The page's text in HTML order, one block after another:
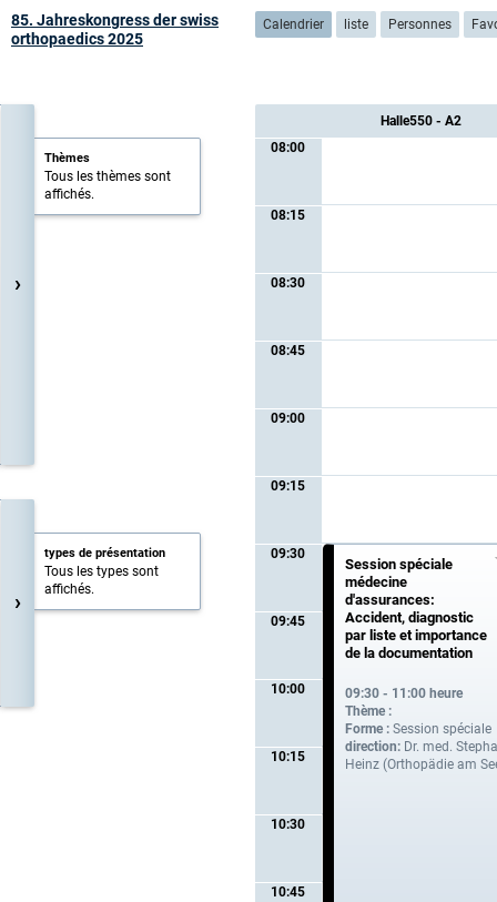
85. Jahreskongress der swiss
orthopaedics 2025
Calendrier liste Personnes
›
Thèmes
Tous les thèmes sont
affichés.
›
types de présentation
Tous les types sont
affichés.
08:00
08:15
08:30
08:45
09:00
09:15
09:30
09:45
10:00
10:15
10:30
10:45
Halle550 - A2
Session spéciale
médecine
d'assurances:
Accident, diagnostic
par liste et importance
de la documentation
09:30 - 11:00 heure
Thème :
Forme : Session spéciale
direction: Dr. med.
Heinz (Orthopädie am